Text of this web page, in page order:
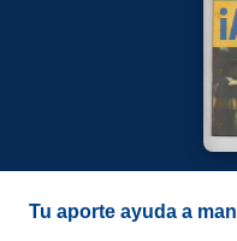
Tu aporte ayuda a